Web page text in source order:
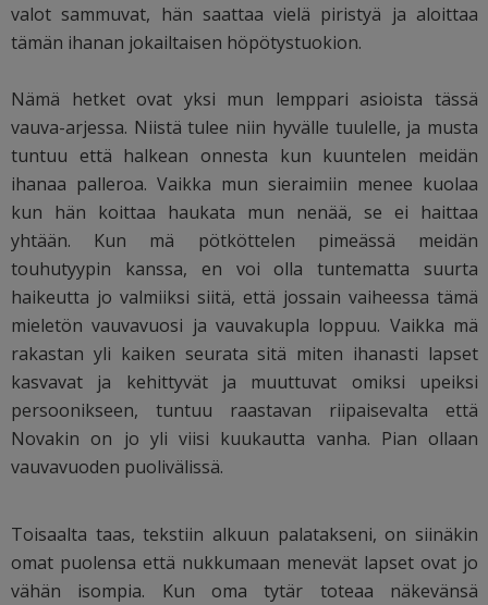
valot sammuvat, hän saattaa vielä piristyä ja aloittaa
tämän ihanan jokailtaisen höpötystuokion.
Nämä hetket ovat yksi mun lemppari asioista tässä
vauva-arjessa. Niistä tulee niin hyvälle tuulelle, ja musta
tuntuu että halkean onnesta kun kuuntelen meidän
ihanaa palleroa. Vaikka mun sieraimiin menee kuolaa
kun hän koittaa haukata mun nenää, se ei haittaa
yhtään. Kun mä pötköttelen pimeässä meidän
touhutyypin kanssa, en voi olla tuntematta suurta
haikeutta jo valmiiksi siitä, että jossain vaiheessa tämä
mieletön vauvavuosi ja vauvakupla loppuu. Vaikka mä
rakastan yli kaiken seurata sitä miten ihanasti lapset
kasvavat ja kehittyvät ja muuttuvat omiksi upeiksi
persoonikseen, tuntuu raastavan riipaisevalta että
Novakin on jo yli viisi kuukautta vanha. Pian ollaan
vauvavuoden puolivälissä.
Toisaalta taas, tekstiin alkuun palatakseni, on siinäkin
omat puolensa että nukkumaan menevät lapset ovat jo
vähän isompia. Kun oma tytär toteaa näkevänsä